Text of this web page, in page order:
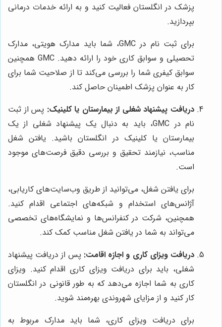
پزشک در انگلستان فعالیت کنید و به ارائه خدمات درمانی
بپردازید.
برای ثبت نام در GMC، شما باید مدارک هویتی، مدارک
تحصیلی و سوابق کاری خود را ارائه دهید. GMC همچنین
سوابق کیفری شما را بررسی می‌کند تا از صلاحیت شما برای
کار به عنوان پزشک اطمینان حاصل کند.
دریافت پیشنهاد شغلی از بیمارستان یا کلینیک: پس از ثبت
نام در GMC، باید به دنبال یک پیشنهاد شغلی از یک
بیمارستان یا کلینیک در انگلستان باشید. یافتن شغل
مناسب، نیازمند تحقیق و بررسی دقیق فرصت‌های موجود
است.
برای یافتن شغل، می‌توانید از طریق وب‌سایت‌های کاریابی،
آژانس‌های استخدام و شبکه‌های اجتماعی اقدام کنید.
همچنین، شرکت در کنفرانس‌ها و نمایشگاه‌های تخصصی
می‌تواند به شما در یافتن شغل مناسب کمک کند.
دریافت ویزای کاری و اجازه اقامت: پس از دریافت پیشنهاد
شغلی، باید برای دریافت ویزای کاری اقدام کنید. ویزای
کاری به شما اجازه می‌دهد که به طور قانونی در انگلستان
کار کنید و از مزایای شهروندی بهره‌مند شوید.
برای دریافت ویزای کاری، شما باید مدارک مربوط به